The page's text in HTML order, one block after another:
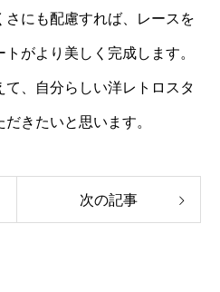
にも配慮すれば、レースを
がより美しく完成します。
、自分らしい洋レトロスタ
きたいと思います。
次の記事